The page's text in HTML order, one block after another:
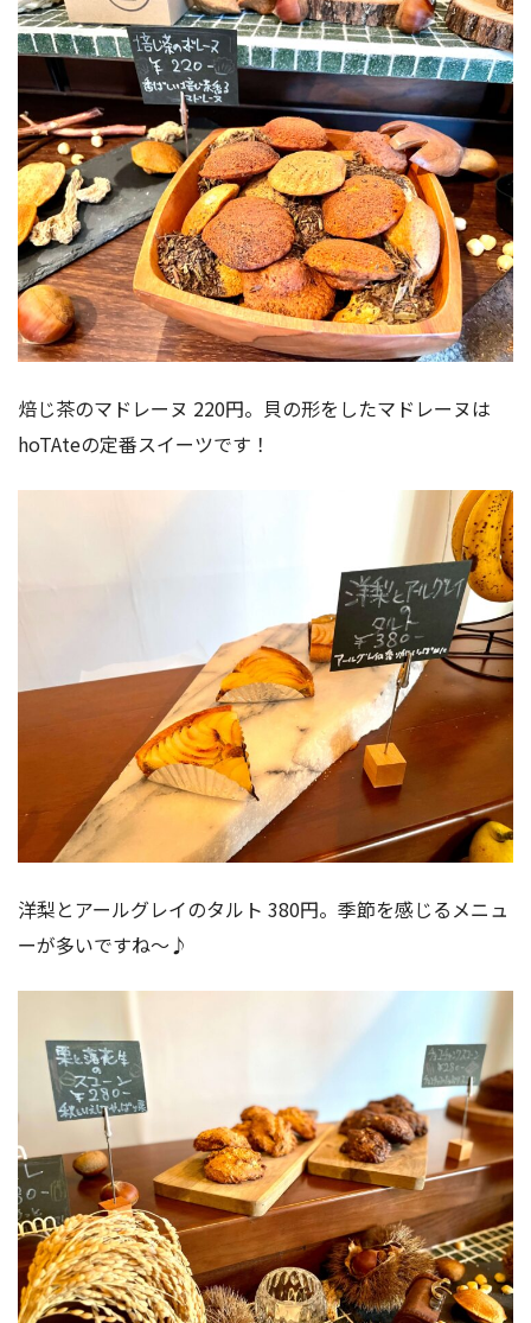
焙じ茶のマドレーヌ 220円。貝の形をしたマドレーヌは
hoTAteの定番スイーツです！
洋梨とアールグレイのタルト 380円。季節を感じるメニュ
ーが多いですね〜♪